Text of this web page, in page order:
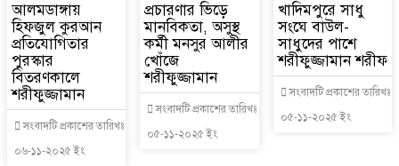
আলমডাঙ্গায়
হিফজুল কুরআন
প্রতিযোগিতার
পুরস্কার
বিতরণকালে
শরীফুজ্জামান
সংবাদটি প্রকাশের তারিখঃ
০৬-১১-২০২৫ ইং
প্রচারণার ভিড়ে
মানবিকতা, অসুস্থ
কর্মী মনসুর আলীর
খোঁজে
শরীফুজ্জামান
সংবাদটি প্রকাশের তারিখঃ
০৫-১১-২০২৫ ইং
খাদিমপুরে সাধু
সংঘে বাউল-
সাধুদের পাশে
শরীফুজ্জামান শরীফ
সংবাদটি প্রকাশের তারিখঃ
০৫-১১-২০২৫ ইং